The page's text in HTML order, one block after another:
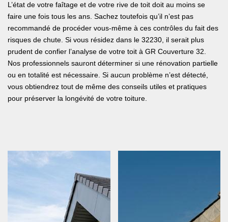
L’état de votre faîtage et de votre rive de toit doit au moins se
faire une fois tous les ans. Sachez toutefois qu’il n’est pas
recommandé de procéder vous-même à ces contrôles du fait des
risques de chute. Si vous résidez dans le 32230, il serait plus
prudent de confier l’analyse de votre toit à GR Couverture 32.
Nos professionnels sauront déterminer si une rénovation partielle
ou en totalité est nécessaire. Si aucun problème n’est détecté,
vous obtiendrez tout de même des conseils utiles et pratiques
pour préserver la longévité de votre toiture.